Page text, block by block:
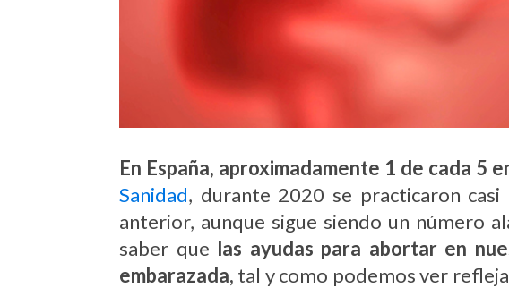
En España, aproximadamente 1 de cada 5
Sanidad, durante 2020 se practicaron
anterior, aunque sigue siendo un número
saber que las ayudas para abortar en
embarazada, tal y como podemos ver